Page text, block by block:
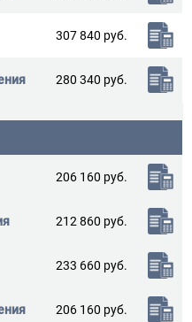
307 840 руб.
280 340 руб.
206 160 руб.
212 860 руб.
233 660 руб.
206 160 руб.